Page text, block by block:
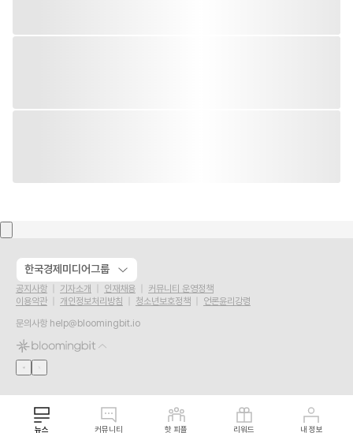
한국경제미디어그룹
공지사항 기자소개 인재채용
커뮤니티 운영정책
이용약관
개인정보처리방침 청소년보호정책
언론윤리강령
문의사항 help@bloomingbit.io
뉴스 커뮤니티 핫 피플 리워드 내 정보